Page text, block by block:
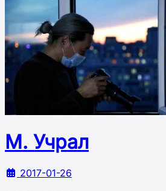
М. Учрал
2017-01-26